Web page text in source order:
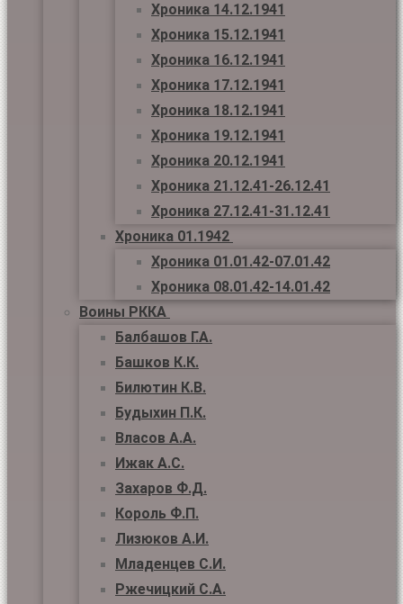
Хроника 14.12.1941
Хроника 15.12.1941
Хроника 16.12.1941
Хроника 17.12.1941
Хроника 18.12.1941
Хроника 19.12.1941
Хроника 20.12.1941
Хроника 21.12.41-26.12.41
Хроника 27.12.41-31.12.41
Хроника 01.1942
Хроника 01.01.42-07.01.42
Хроника 08.01.42-14.01.42
Воины РККА
Балбашов Г.А.
Башков К.К.
Билютин К.В.
Будыхин П.К.
Власов А.А.
Ижак А.С.
Захаров Ф.Д.
Король Ф.П.
Лизюков А.И.
Младенцев С.И.
Ржечицкий С.А.